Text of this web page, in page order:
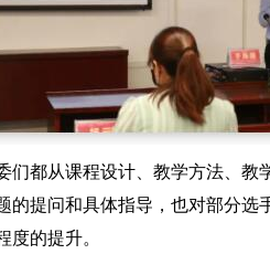
们都从课程设计、教学方法、
的提问和具体指导，也对部分
度的提升。